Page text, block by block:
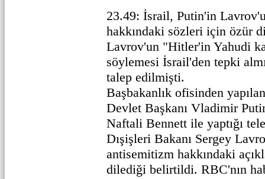
23.49: İsrail, Putin'in
hakkındaki sözleri için özür
Lavrov'un "Hitler'in Yahudi
söylemesi İsrail'den tepki
talep edilmişti.
Başbakanlık ofisinden
Devlet Başkanı Vladimir
Naftali Bennett ile yaptığı
Dışişleri Bakanı Sergey
antisemitizm hakkındaki
dilediği belirtildi. RBC'nın